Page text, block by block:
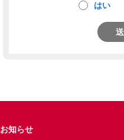
はい
お知らせ